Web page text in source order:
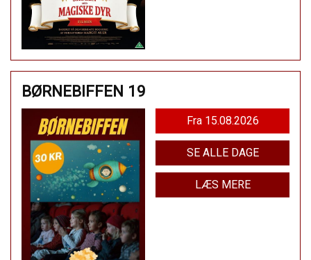
BØRNEBIFFEN 19
Fra 15.08.2026
SE ALLE DAGE
LÆS MERE